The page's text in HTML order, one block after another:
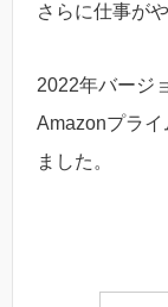
さらに仕事が
2022年バージ
Amazonプライ
ました。